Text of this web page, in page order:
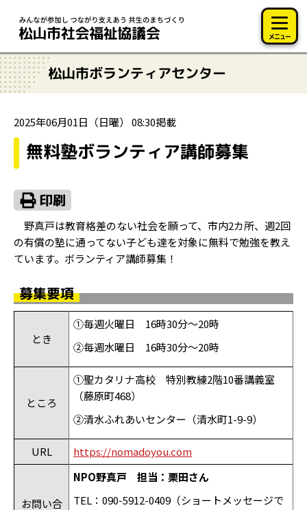
メニュー
松山市ボランティアセンター
2025年06月01日（日曜） 08:30掲載
無料塾ボランティア講師募集
野真戸は教育格差のない社会を願って、市内2カ所、週2回
の有償の塾に通ってない子ども達を対象に無料で勉強を教え
ています。ボランティア講師募集！
募集要項
とき
①毎週火曜日 16時30分～20時
②毎週水曜日 16時30分～20時
ところ
①聖カタリナ高校 特別教練2階10番講義室
（藤原町468）
②清水ふれあいセンター（清水町1-9-9）
URL https://nomadoyou.com
お問い合
NPO野真戸 担当：栗田さん
TEL：090-5912-0409（ショートメッセージで